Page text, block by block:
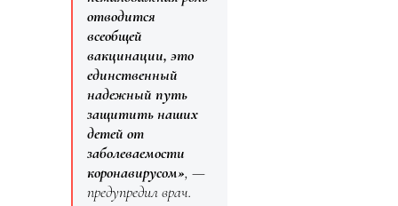
отводится
всеобщей
вакцинации, это
единственный
надежный путь
защитить наших
детей от
заболеваемости
коронавирусом», —
предупредил врач.